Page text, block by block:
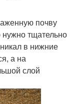
почву
нужно тщательно
в нижние
а на
слой